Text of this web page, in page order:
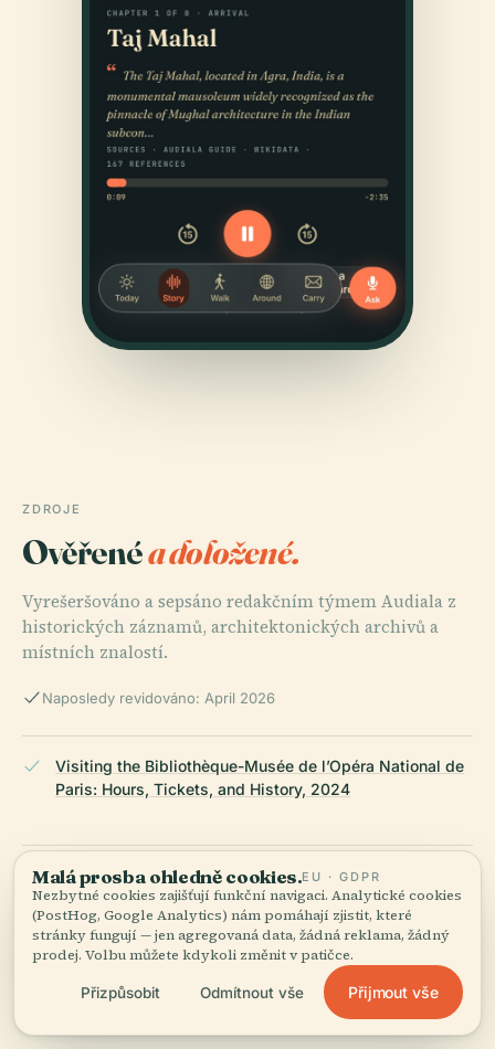
ZDROJE
Ověřenéa doložené.
Vyrešeršováno a sepsáno redakčním týmem Audiala z
historických záznamů, architektonických archivů a
místních znalostí.
Naposledy revidováno: April 2026
Visiting the Bibliothèque-Musée de l’Opéra National de
Paris: Hours, Tickets, and History, 2024
Visiting the Bibliothèque-Musée de l’Opéra: Hours,
Tickets, and Cultural Highlights at Palais Garnier, 2024
Visiting the Bibliothèque-Musée de l’Opéra: Hours,
Tickets & Paris Historical Sites Guide, 2025
Malá prosba ohledně cookies.EU · GDPR
Nezbytné cookies zajišťují funkční navigaci. Analytické cookies
(PostHog, Google Analytics) nám pomáhají zjistit, které
stránky fungují — jen agregovaná data, žádná reklama, žádný
prodej. Volbu můžete kdykoli změnit v patičce.
Přizpůsobit Odmítnout vše Přijmout vše